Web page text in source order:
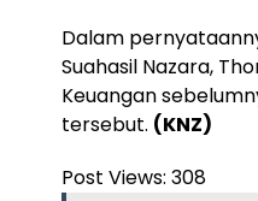
Dalam
Suahasil Nazara,
Keuangan
tersebut. (KNZ)
Post Views: 308